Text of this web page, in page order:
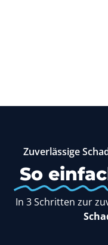
Zuverlässige
So
In 3 Schritten zur